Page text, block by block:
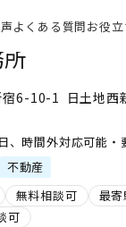
よくある質問お役
宿6-10-1 日土地西
、時間外対応可能・
不動産
無料相談可
最
可